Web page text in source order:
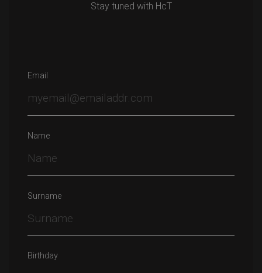
Stay tuned with HcT
Email
Name
Surname
Birthday